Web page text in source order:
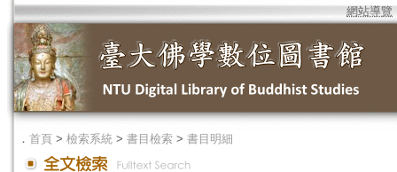
網站導覽
． 首頁 > 檢索系統 > 書目檢索 > 書目明細